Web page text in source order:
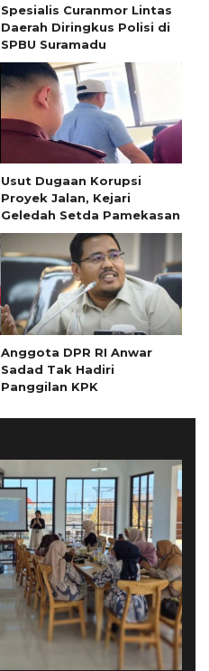
Spesialis Curanmor Lintas
Daerah Diringkus Polisi di
SPBU Suramadu
Usut Dugaan Korupsi
Proyek Jalan, Kejari
Geledah Setda Pamekasan
Anggota DPR RI Anwar
Sadad Tak Hadiri
Panggilan KPK